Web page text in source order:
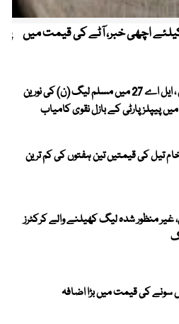
اچھی خبر، آٹے کی قیمت میں
آزاد کشمیر الیکشن ، ایل اے 27 میں مسلم لیگ (ن) کی نورین
تیل کی قیمتیں تین ہفتوں کی کم ترین
غیر منظور شدہ لیگ کھیلنے والے کرکٹرز
سونے کی قیمت میں بڑا اضافہ